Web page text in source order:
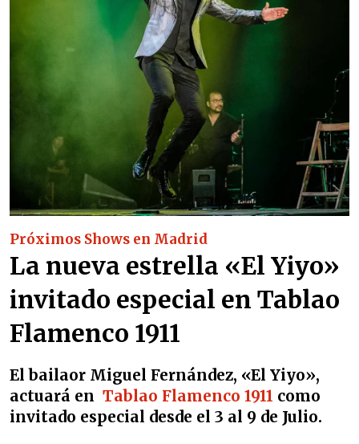
Próximos Shows en Madrid
La nueva estrella «El Yiyo»
invitado especial en Tablao
Flamenco 1911
El bailaor Miguel Fernández, «El Yiyo»,
actuará en Tablao Flamenco 1911 como
invitado especial desde el 3 al 9 de Julio.